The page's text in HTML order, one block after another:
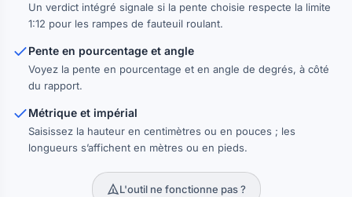
Un verdict intégré signale si la pente choisie respecte la limite
1:12 pour les rampes de fauteuil roulant.
Pente en pourcentage et angle
Voyez la pente en pourcentage et en angle de degrés, à côté
du rapport.
Métrique et impérial
Saisissez la hauteur en centimètres ou en pouces ; les
longueurs s’affichent en mètres ou en pieds.
L'outil ne fonctionne pas ?